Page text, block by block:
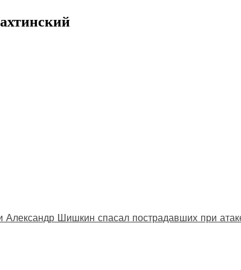
Александр Шишкин спасал пострадавших при